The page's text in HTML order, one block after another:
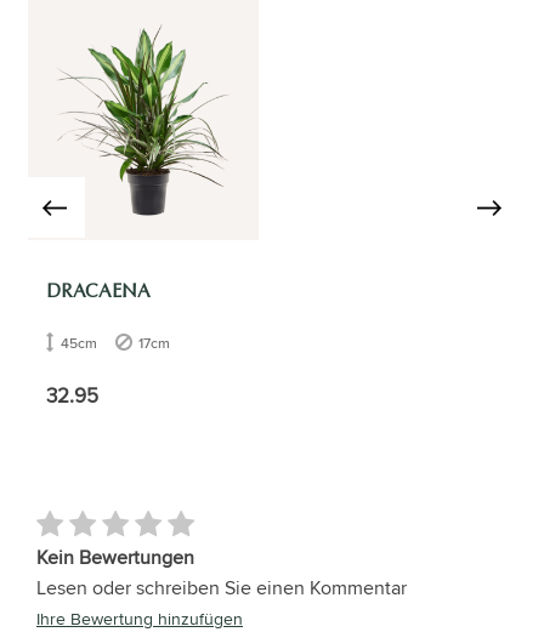
DRACAENA
45cm 17cm
32.95
Kein Bewertungen
Lesen oder schreiben Sie einen Kommentar
Ihre Bewertung hinzufügen